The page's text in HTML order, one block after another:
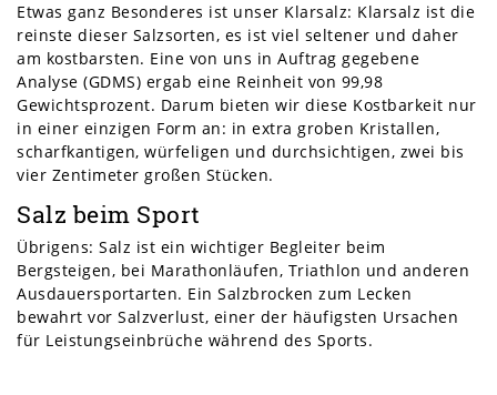
Etwas ganz Besonderes ist unser Klarsalz: Klarsalz ist die
reinste dieser Salzsorten, es ist viel seltener und daher
am kostbarsten. Eine von uns in Auftrag gegebene
Analyse (GDMS) ergab eine Reinheit von 99,98
Gewichtsprozent. Darum bieten wir diese Kostbarkeit nur
in einer einzigen Form an: in extra groben Kristallen,
scharfkantigen, würfeligen und durchsichtigen, zwei bis
vier Zentimeter großen Stücken.
Salz beim Sport
Übrigens: Salz ist ein wichtiger Begleiter beim
Bergsteigen, bei Marathonläufen, Triathlon und anderen
Ausdauersportarten. Ein Salzbrocken zum Lecken
bewahrt vor Salzverlust, einer der häufigsten Ursachen
für Leistungseinbrüche während des Sports.